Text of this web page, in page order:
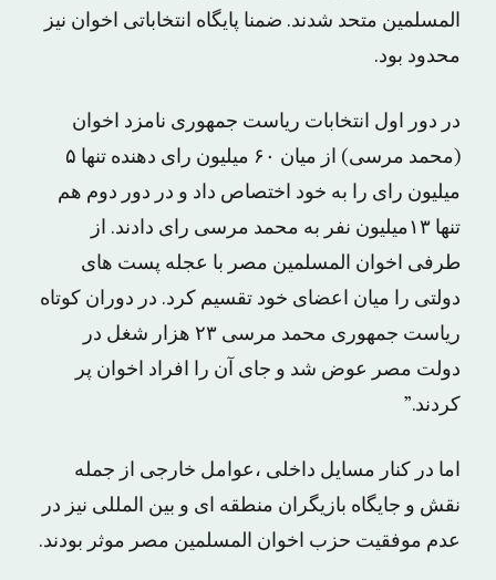
المسلمین متحد شدند. ضمنا پایگاه انتخاباتى اخوان نیز
محدود بود.
در دور اول انتخابات ریاست جمهورى نامزد اخوان
(محمد مرسى) از میان ۶٠ میلیون راى دهنده تنها ۵
میلیون رای را به خود اختصاص داد و در دور دوم هم
تنها ١٣میلیون نفر به محمد مرسى راى دادند. از
طرفى اخوان المسلمین مصر با عجله پست های
دولتی را میان اعضای خود تقسیم کرد. در دوران کوتاه
ریاست جمهورى محمد مرسی ٢٣ هزار شغل در
دولت مصر عوض شد و جاى آن را افراد اخوان پر
کردند.”
اما در کنار مسایل داخلى ،عوامل خارجى از جمله
نقش و جایگاه بازیگران منطقه اى و بین المللى نیز در
عدم موفقیت حزب اخوان المسلمین مصر موثر بودند.